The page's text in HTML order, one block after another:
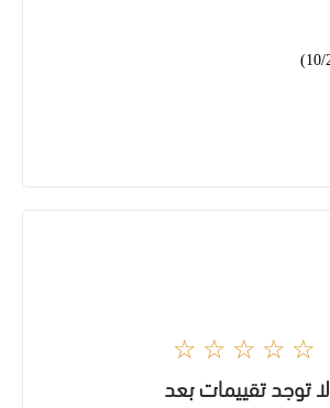
☆☆☆☆☆
لا توجد تقييمات بعد